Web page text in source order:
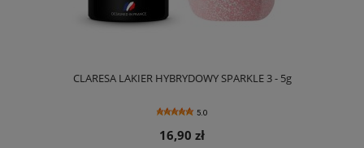
CLARESA LAKIER HYBRYDOWY SPARKLE 3 - 5g
5.0
16,90 zł